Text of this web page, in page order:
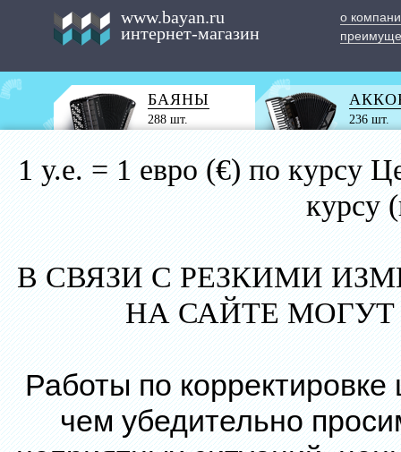
www.bayan.ru
интернет-магазин
о
БАЯНЫ
288 шт. 236 шт.
1 у.е. = 1 евро (€) по курсу
курсу
В СВЯЗИ С РЕЗКИМИ
НА САЙТЕ
Работы по
чем убедительно